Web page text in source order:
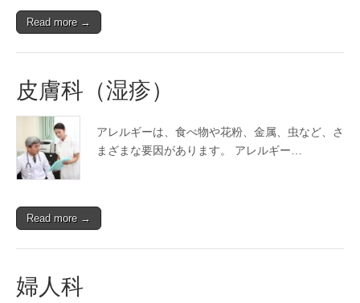
話-
仕
事
編
Read more →
皮膚科（湿疹）
アレルギーは、食べ物や花粉、金属、虫など、さ
まざまな要因があります。 アレルギー…
Read more →
婦人科